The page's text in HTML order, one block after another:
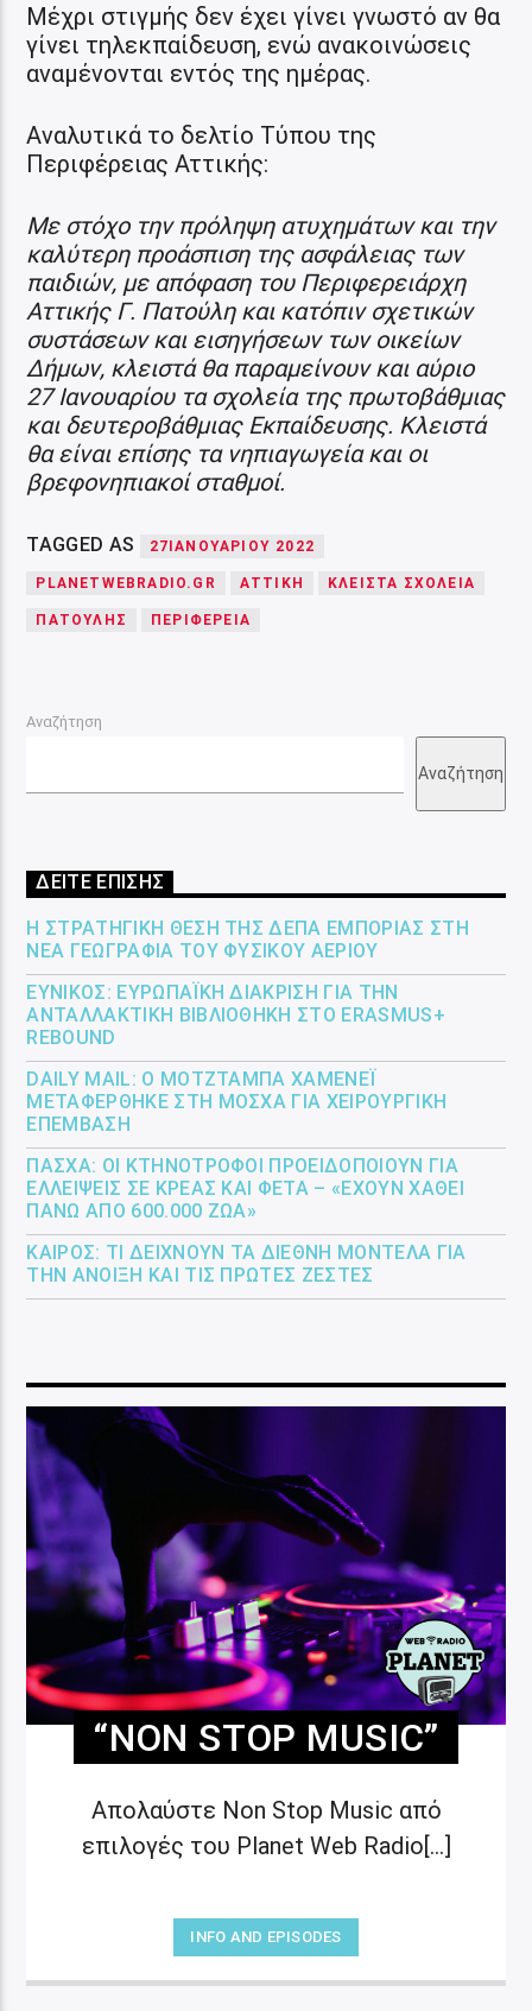
Μέχρι στιγμής δεν έχει γίνει γνωστό αν θα
γίνει τηλεκπαίδευση, ενώ ανακοινώσεις
αναμένονται εντός της ημέρας.
Αναλυτικά το δελτίο Τύπου της
Περιφέρειας Αττικής:
Με στόχο την πρόληψη ατυχημάτων και την
καλύτερη προάσπιση της ασφάλειας των
παιδιών, με απόφαση του Περιφερειάρχη
Αττικής Γ. Πατούλη και κατόπιν σχετικών
συστάσεων και εισηγήσεων των οικείων
Δήμων, κλειστά θα παραμείνουν και αύριο
27 Ιανουαρίου τα σχολεία της πρωτοβάθμιας
και δευτεροβάθμιας Εκπαίδευσης. Κλειστά
θα είναι επίσης τα νηπιαγωγεία και οι
βρεφονηπιακοί σταθμοί.
TAGGED AS 27ΙΑΝΟΥΑΡΙΟΥ 2022
PLANETWEBRADIO.GR ΑΤΤΙΚΗ ΚΛΕΙΣΤΑ ΣΧΟΛΕΙΑ
ΠΑΤΟΥΛΗΣ ΠΕΡΙΦΕΡΕΙΑ
Αναζήτηση
Αναζήτηση
ΔΕΙΤΕ ΕΠΙΣΗΣ
Η ΣΤΡΑΤΗΓΙΚΉ ΘΈΣΗ ΤΗΣ ΔΕΠΑ ΕΜΠΟΡΊΑΣ ΣΤΗ
ΝΈΑ ΓΕΩΓΡΑΦΊΑ ΤΟΥ ΦΥΣΙΚΟΎ ΑΕΡΊΟΥ
ΕΎΝΙΚΟΣ: ΕΥΡΩΠΑΪΚΉ ΔΙΆΚΡΙΣΗ ΓΙΑ ΤΗΝ
ΑΝΤΑΛΛΑΚΤΙΚΉ ΒΙΒΛΙΟΘΉΚΗ ΣΤΟ ERASMUS+
REBOUND
DAILY MAIL: Ο ΜΟΤΖΤΆΜΠΑ ΧΑΜΕΝΕΪ́
ΜΕΤΑΦΈΡΘΗΚΕ ΣΤΗ ΜΌΣΧΑ ΓΙΑ ΧΕΙΡΟΥΡΓΙΚΉ
ΕΠΈΜΒΑΣΗ
ΠΆΣΧΑ: ΟΙ ΚΤΗΝΟΤΡΌΦΟΙ ΠΡΟΕΙΔΟΠΟΙΟΎΝ ΓΙΑ
ΕΛΛΕΊΨΕΙΣ ΣΕ ΚΡΈΑΣ ΚΑΙ ΦΈΤΑ – «ΈΧΟΥΝ ΧΑΘΕΊ
ΠΆΝΩ ΑΠΌ 600.000 ΖΏΑ»
ΚΑΙΡΌΣ: ΤΙ ΔΕΊΧΝΟΥΝ ΤΑ ΔΙΕΘΝΉ ΜΟΝΤΈΛΑ ΓΙΑ
ΤΗΝ ΆΝΟΙΞΗ ΚΑΙ ΤΙΣ ΠΡΏΤΕΣ ΖΈΣΤΕΣ
“NON STOP MUSIC”
Απολαύστε Non Stop Music από
επιλογές του Planet Web Radio[...]
INFO AND EPISODES